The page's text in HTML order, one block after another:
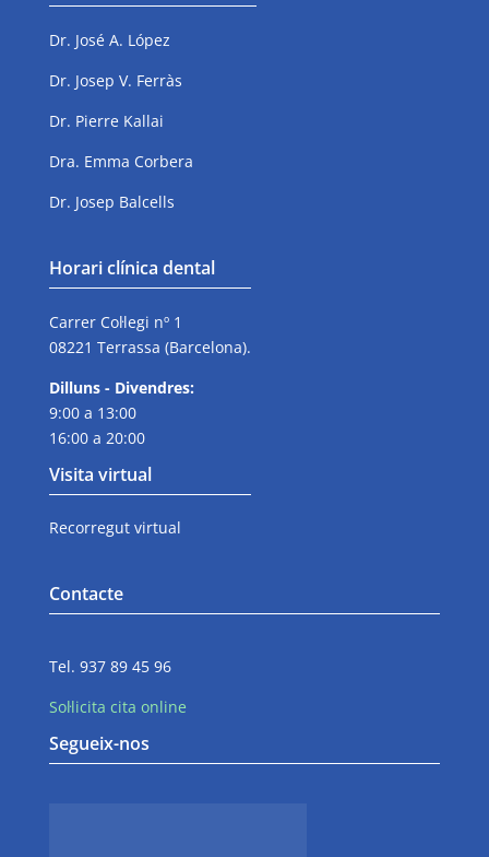
Dr. José A. López
Dr. Josep V. Ferràs
Dr. Pierre Kallai
Dra. Emma Corbera
Dr. Josep Balcells
Horari clínica dental
Carrer Col·legi nº 1
08221 Terrassa (Barcelona).
Dilluns - Divendres:
9:00 a 13:00
16:00 a 20:00
Visita virtual
Recorregut virtual
Contacte
Tel. 937 89 45 96
Sol·licita cita online
Segueix-nos